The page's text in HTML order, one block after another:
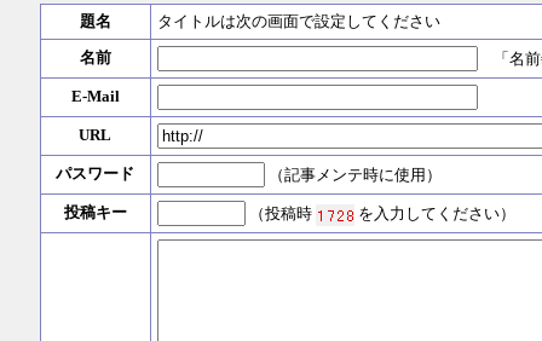
題名
タイトルは次の画面で設定してください
名前
「名前
E-Mail
URL
パスワード （記事メンテ時に使用）
投稿キー （投稿時 を入力してください）